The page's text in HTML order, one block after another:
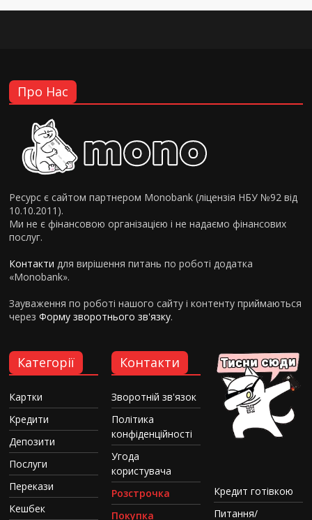
Про Нас
Ресурс є сайтом партнером Monobank (ліцензія НБУ №92 від
10.10.2011).
Ми не є фінансовою організацією і не надаємо фінансових
послуг.
Контакти для вирішення питань по роботі додатка
«Monobank».
Зауваження по роботі нашого сайту і контенту приймаються
черезФорму зворотнього зв'язку.
Категорії
Картки
Кредити
Депозити
Послуги
Перекази
Кешбек
Контакти
Зворотній зв'язок
Політика
конфіденційності
Угода
користувача
Розстрочка
Покупка
Кредит готівкою
Питання/